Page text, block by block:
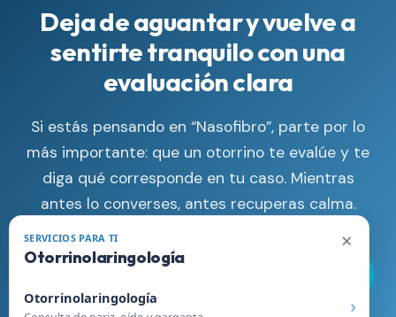
Deja de aguantar y vuelve a
sentirte tranquilo con una
evaluación clara
Si estás pensando en “Nasofibro”, parte por lo
más importante: que un otorrino te evalúe y te
diga qué corresponde en tu caso. Mientras
antes lo converses, antes recuperas calma.
SERVICIOS PARA TI
Otorrinolaringología
×
Otorrinolaringología